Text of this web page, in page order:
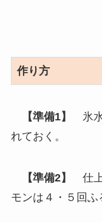
作り方
【準備1】
氷
れておく。
【準備2】
仕
モンは４・５回ふ